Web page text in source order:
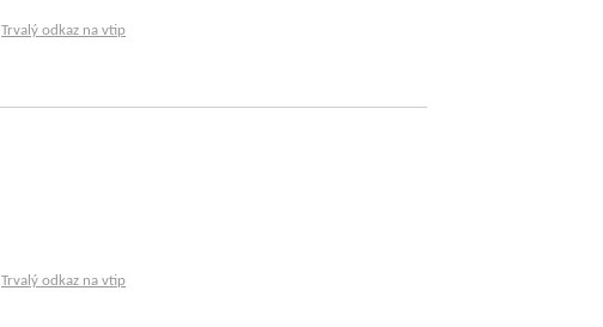
Trvalý odkaz na vtip
Trvalý odkaz na vtip